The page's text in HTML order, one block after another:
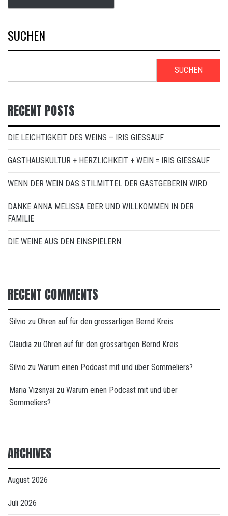
SUCHEN
SUCHEN
RECENT POSTS
DIE LEICHTIGKEIT DES WEINS – IRIS GIESSAUF
GASTHAUSKULTUR + HERZLICHKEIT + WEIN = IRIS GIESSAUF
WENN DER WEIN DAS STILMITTEL DER GASTGEBERIN WIRD
DANKE ANNA MELISSA EßER UND WILLKOMMEN IN DER
FAMILIE
DIE WEINE AUS DEN EINSPIELERN
RECENT COMMENTS
Silvio zu Ohren auf für den grossartigen Bernd Kreis
Claudia zu Ohren auf für den grossartigen Bernd Kreis
Silvio zu Warum einen Podcast mit und über Sommeliers?
Maria Vizsnyai zu Warum einen Podcast mit und über
Sommeliers?
ARCHIVES
August 2026
Juli 2026